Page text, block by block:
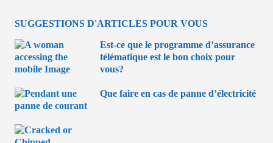
SUGGESTIONS D'ARTICLES POUR VOUS
Est-ce que le programme d’assurance
télématique est le bon choix pour
vous?
Que faire en cas de panne d’électricité